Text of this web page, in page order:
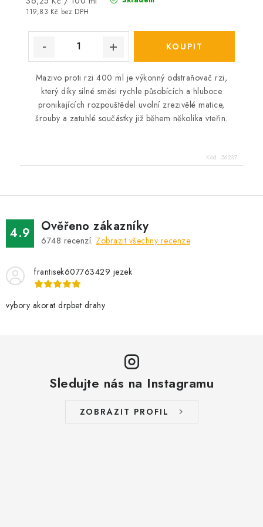
119,83 Kč bez DPH
cena:
Mazivo proti rzi 400 ml je výkonný odstraňovač rzi,
který díky silné směsi rychle působících a hluboce
pronikajících rozpouštědel uvolní zrezivělé matice,
šrouby a zatuhlé součástky již během několika vteřin.
Kód: 56237
4.9 Ověřeno zákazníky
6748 recenzí. Zobrazit všechny recenze
frantisek607763429 jezek
vybory akorat drpbet drahy
Sledujte nás na Instagramu
ZOBRAZIT PROFIL